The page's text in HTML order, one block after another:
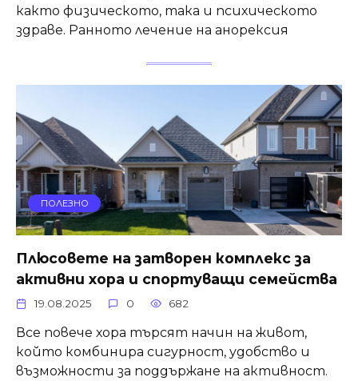
както физическото, така и психическото
здраве. Ранното лечение на анорексия
ПОЛЕЗНО
Плюсовете на затворен комплекс за
активни хора и спортуващи семейства
19.08.2025 0 682
Все повече хора търсят начин на живот,
който комбинира сигурност, удобство и
възможности за поддържане на активност.